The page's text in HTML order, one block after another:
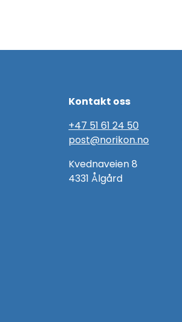
Kontakt oss
+47 51 61 24 50
post@norikon.no
Kvednaveien 8
4331 Ålgård